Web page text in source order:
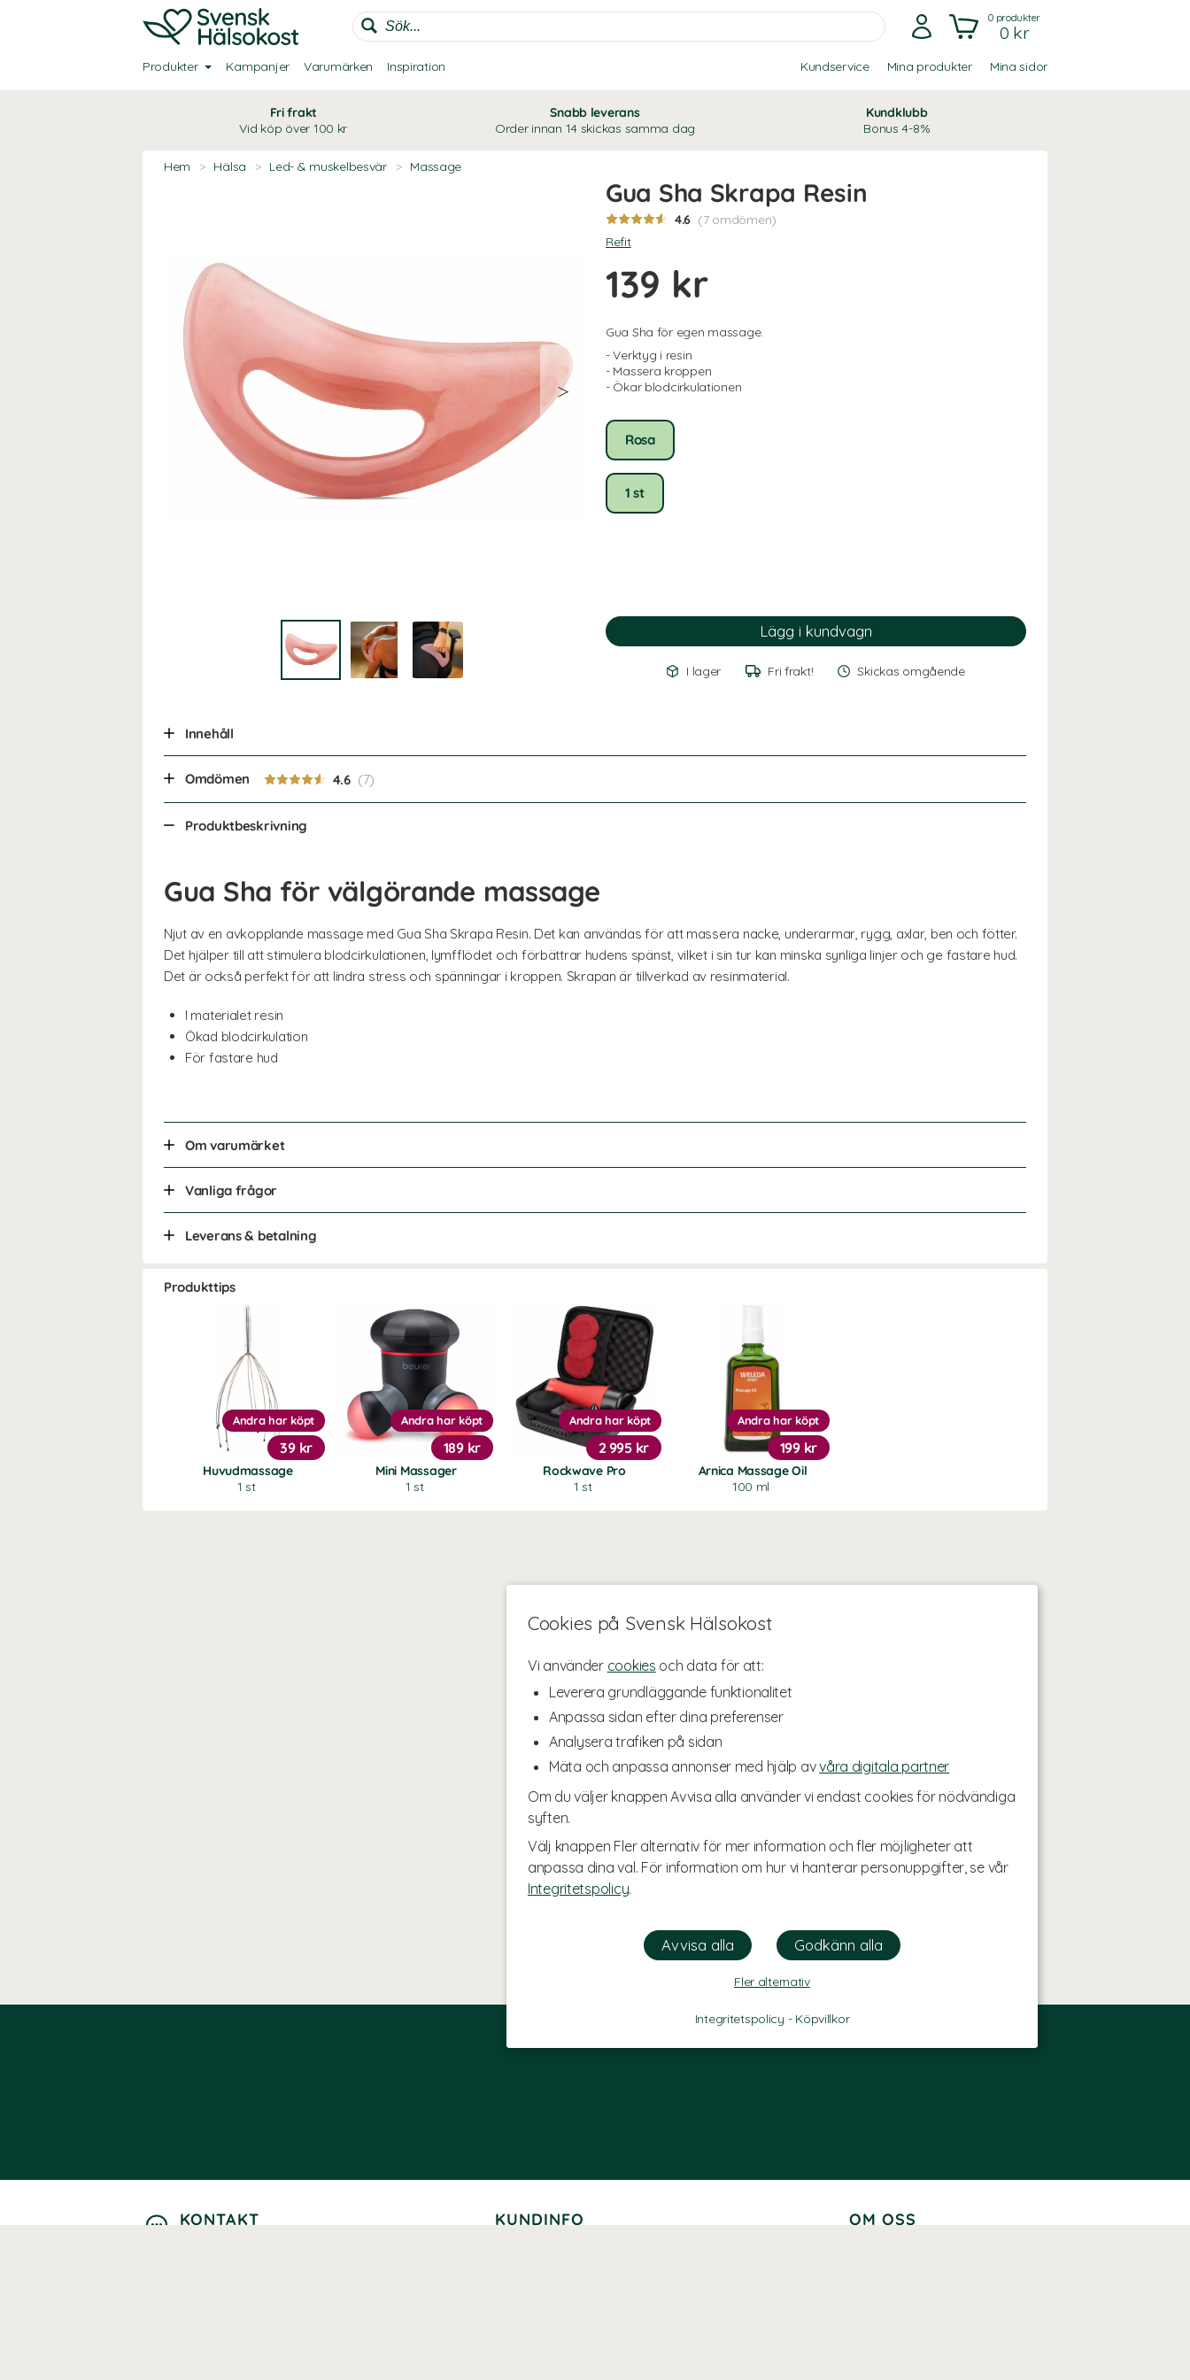
Cookies på Svensk Hälsokost
Vi använder cookies och data för att:
Leverera grundläggande funktionalitet
Anpassa sidan efter dina preferenser
Analysera trafiken på sidan
Mäta och anpassa annonser med hjälp avvåra digitala partner
Om du väljer knappen Avvisa alla använder vi endast cookies för nödvändiga
syften.
Välj knappen Fler alternativ för mer information och fler möjligheter att
anpassa dina val. För information om hur vi hanterar personuppgifter, se vår
Integritetspolicy.
Fler alternativ
Integritetspolicy - Köpvillkor
0produkter
0 kr
Produkter Kampanjer Varumärken Inspiration Kundservice Mina produkter Mina sidor
Fri frakt
Vid köp över 100 kr
Snabb leverans
Order innan 14 skickas samma dag
Kundklubb
Bonus 4-8%
Hem > Hälsa > Led- & muskelbesvär > Massage
Gua Sha Skrapa Resin
4.6 (7 omdömen)
Refit
139 kr
Gua Sha för egen massage.
- Verktyg i resin
- Massera kroppen
- Ökar blodcirkulationen
Rosa
1 st
I lager Fri frakt! Skickas omgående
Innehåll
Omdömen 4.6
Produktbeskrivning
Gua Sha för välgörande massage
Njut av en avkopplande massage med Gua Sha Skrapa Resin. Det kan användas för att massera nacke, underarmar, rygg, axlar, ben och fötter.
Det hjälper till att stimulera blodcirkulationen, lymfflödet och förbättrar hudens spänst, vilket i sin tur kan minska synliga linjer och ge fastare hud.
Det är också perfekt för att lindra stress och spänningar i kroppen. Skrapan är tillverkad av resinmaterial.
I materialet resin
Ökad blodcirkulation
För fastare hud
Om varumärket
Vanliga frågor
Leverans & betalning
Produkttips
Huvudmassage
1 st
Andra har köpt
39 kr
Mini Massager
1 st
Andra har köpt
189 kr
Rockwave Pro
1 st
Andra har köpt
2 995 kr
Arnica Massage Oil
100 ml
Andra har köpt
199 kr
KONTAKT KUNDINFO OM OSS